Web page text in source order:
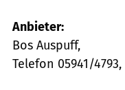
Anbieter:
Bos Auspuff,
Telefon 05941/